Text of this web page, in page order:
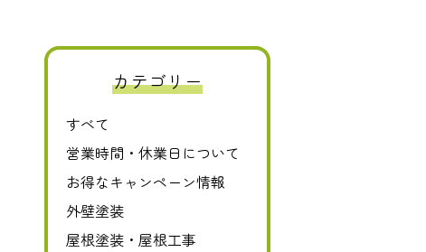
カテゴリー
すべて
営業時間・休業日について
お得なキャンペーン情報
外壁塗装
屋根塗装・屋根工事
0120-411-606